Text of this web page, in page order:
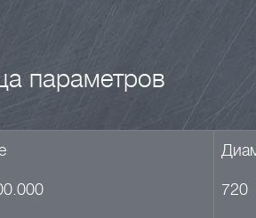
параметров
720